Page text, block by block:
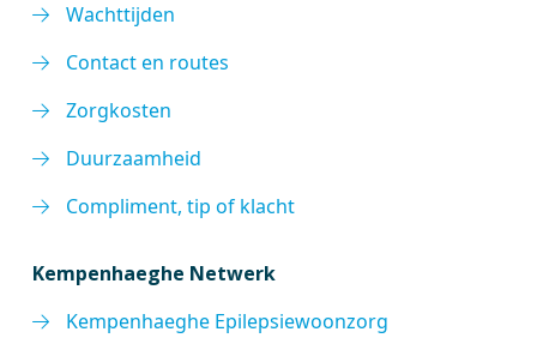
Wachttijden
Contact en routes
Zorgkosten
Duurzaamheid
Compliment, tip of klacht
Kempenhaeghe Netwerk
Kempenhaeghe Epilepsiewoonzorg